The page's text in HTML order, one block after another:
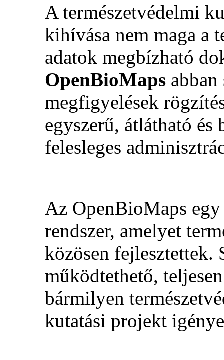
A természetvédelmi
kihívása nem maga a
adatok megbízható
OpenBioMaps
megfigyelések
egyszerű, átlátható és
felesleges
Az OpenBioMaps
rendszer, amelyet
közösen fejlesztettek.
működtethető,
bármilyen
kutatási projekt